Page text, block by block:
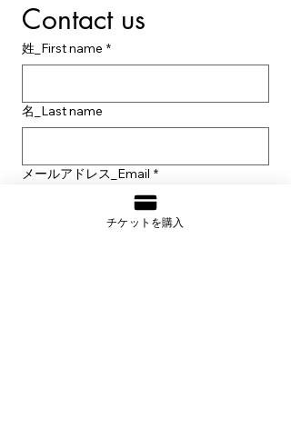
Contact us
姓_First name *
名_Last name
メールアドレス_Email *
チケットを購入